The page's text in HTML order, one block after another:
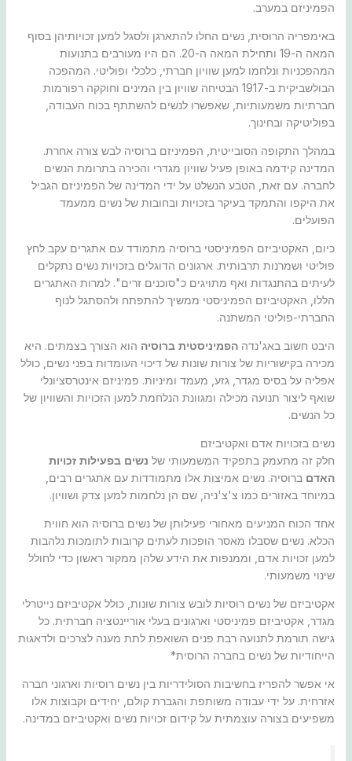
הפמיניזם במערב.
באימפריה הרוסית, נשים החלו להתארגן ולסגל למען זכויותיהן בסוף
המאה ה-19 ותחילת המאה ה-20. הם היו מעורבים בתנועות
המהפכניות ונלחמו למען שוויון חברתי, כלכלי ופוליטי. המהפכה
הבולשביקית ב-1917 הבטיחה שוויון בין המינים וחוקקה רפורמות
חברתיות משמעותיות, שאפשרו לנשים להשתתף בכוח העבודה,
בפוליטיקה ובחינוך.
במהלך התקופה הסובייטית, הפמיניזם ברוסיה לבש צורה אחרת.
המדינה קידמה באופן פעיל שוויון מגדרי והכירה בתרומת הנשים
לחברה. עם זאת, הטבע הנשלט על ידי המדינה של הפמיניזם הגביל
את היקפו והתמקד בעיקר בזכויות ובחובות של נשים ממעמד
הפועלים.
כיום, האקטיביזם הפמיניסטי ברוסיה מתמודד עם אתגרים עקב לחץ
פוליטי ושמרנות תרבותית. ארגונים הדוגלים בזכויות נשים נתקלים
לעיתים בהתנגדות ואף מתויגים כ"סוכנים זרים". למרות האתגרים
הללו, האקטיביזם הפמיניסטי ממשיך להתפתח ולהסתגל לנוף
החברתי-פוליטי המשתנה.
היבט חשוב באג'נדה הפמיניסטית ברוסיה הוא הצורך בצמתים. היא
מכירה בקישוריות של צורות שונות של דיכוי העומדות בפני נשים, כולל
אפליה על בסיס מגדר, גזע, מעמד ומיניות. פמיניזם אינטרסציונלי
שואף ליצור תנועה מכילה ומגוונת הנלחמת למען הזכויות והשוויון של
כל הנשים.
נשים בזכויות אדם ואקטיביזם
חלק זה מתעמק בתפקיד המשמעותי של נשים בפעילות זכויות
האדם ברוסיה. נשים אמיצות אלו מתמודדות עם אתגרים רבים,
במיוחד באזורים כמו צ'צ'ניה, שם הן נלחמות למען צדק ושוויון.
אחד הכוח המניעים מאחורי פעילותן של נשים ברוסיה הוא חווית
הכלא. נשים שסבלו מאסר הופכות לעתים קרובות לתומכות נלהבות
למען זכויות אדם, וממנפות את הידע שלהן ממקור ראשון כדי לחולל
שינוי משמעותי.
אקטיביזם של נשים רוסיות לובש צורות שונות, כולל אקטיביזם נייטרלי
מגדר, אקטיביזם פמיניסטי וארגונים בעלי אוריינטציה חברתית. כל
גישה תורמת לתנועה רבת פנים השואפת לתת מענה לצרכים ולדאגות
הייחודיות של נשים בחברה הרוסית*
אי אפשר להפריז בחשיבות הסולידריות בין נשים רוסיות וארגוני חברה
אזרחית. על ידי עבודה משותפת והגברת קולם, יחידים וקבוצות אלו
משפיעים בצורה עוצמתית על קידום זכויות נשים ואקטיביזם במדינה.